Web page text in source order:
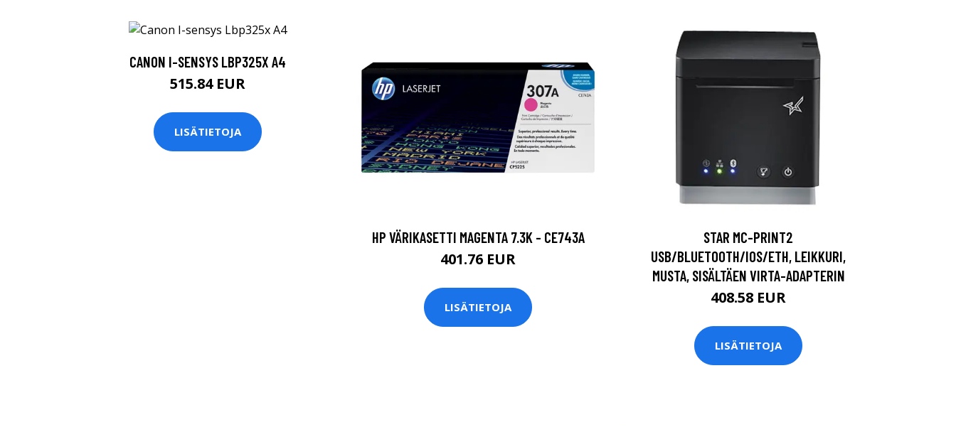
CANON I-SENSYS LBP325X A4
515.84 EUR
LISÄTIETOJA
HP VÄRIKASETTI MAGENTA 7.3K - CE743A
401.76 EUR
LISÄTIETOJA
STAR MC-PRINT2
USB/BLUETOOTH/IOS/ETH, LEIKKURI,
MUSTA, SISÄLTÄEN VIRTA-ADAPTERIN
408.58 EUR
LISÄTIETOJA